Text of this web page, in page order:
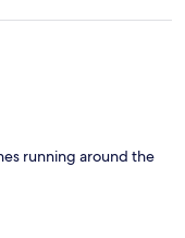
running around the